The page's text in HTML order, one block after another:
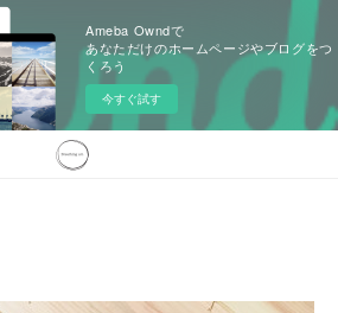
Ameba Owndで
あなただけのホームページやブログをつ
くろう
今すぐ試す